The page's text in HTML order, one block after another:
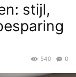
stijl,
0
540